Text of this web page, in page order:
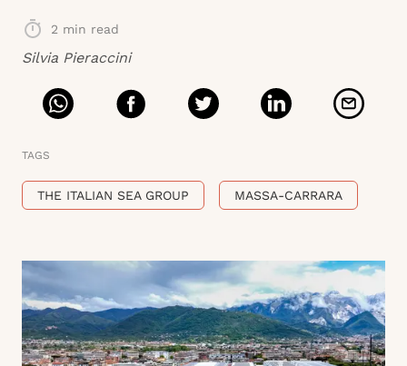
2 min read
Silvia Pieraccini
TAGS
THE ITALIAN SEA GROUP MASSA-CARRARA